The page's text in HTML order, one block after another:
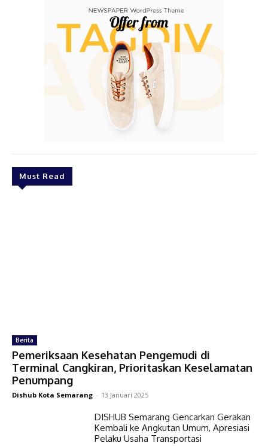
Must Read
Berita
Pemeriksaan Kesehatan Pengemudi di
Terminal Cangkiran, Prioritaskan Keselamatan
Penumpang
Dishub Kota Semarang - 13 Januari 2025
DISHUB Semarang Gencarkan Gerakan
Kembali ke Angkutan Umum, Apresiasi
Pelaku Usaha Transportasi